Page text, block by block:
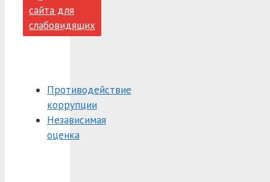
сайта для
слабовидящих
Противодействие
коррупции
Независимая
оценка